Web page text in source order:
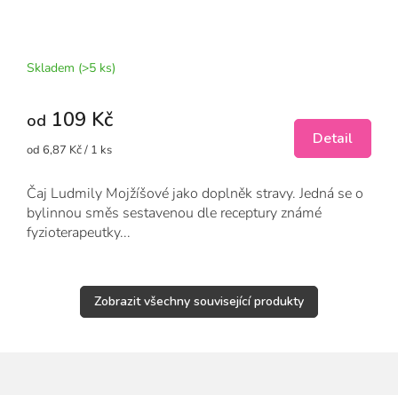
produktu
z
hvězdiček.
Skladem (>5 ks)
od 109 Kč
Měrná
od 6,87 Kč / 1 ks
Detail
Čaj Ludmily Mojžíšové jako doplněk stravy. Jedná se o
bylinnou směs sestavenou dle receptury známé
fyzioterapeutky...
Zobrazit všechny související produkty